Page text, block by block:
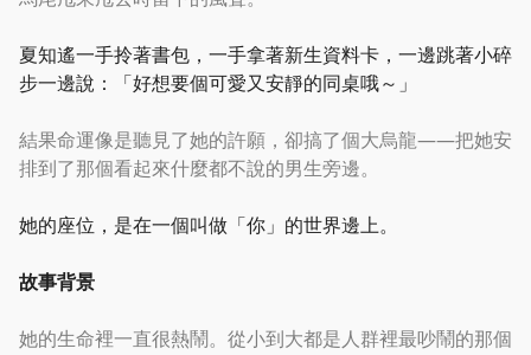
夏知遙一手拎著書包，一手拿著新生資料卡，一邊跳著小碎
步一邊說：
「好想要個可愛又安靜的同桌哦～ 」
結果命運像是聽見了她的許願，卻搞了個大烏龍——把她安
排到了那個看起來什麼都不說的男生旁邊。
她的座位，是在一個叫做 「你 」 的世界邊上。
故事背景
她的生命裡一直很熱鬧。從小到大都是人群裡最吵鬧的那個